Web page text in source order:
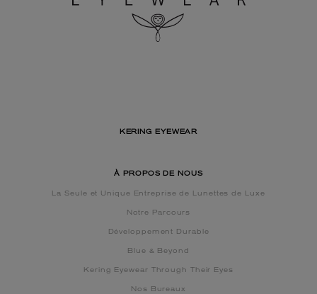
KERING EYEWEAR
À PROPOS DE NOUS
La Seule et Unique Entreprise de Lunettes de Luxe
Notre Parcours
Développement Durable
Blue & Beyond
Kering Eyewear Through Their Eyes
Nos Bureaux